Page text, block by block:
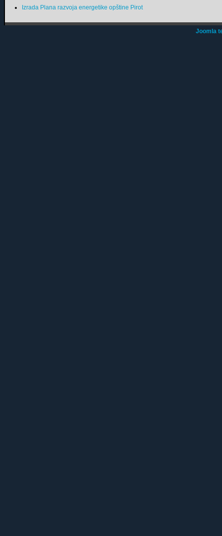
Izrada Plana razvoja energetike opštine Pirot
Joomla